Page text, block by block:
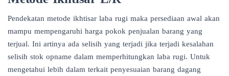
Pendekatan metode ikhtisar laba rugi maka persediaan awal akan
mampu mempengaruhi harga pokok penjualan barang yang
terjual. Ini artinya ada selisih yang terjadi jika terjadi kesalahan
selisih stok opname dalam memperhitungkan laba rugi. Untuk
mengetahui lebih dalam terkait penyesuaian barang dagang